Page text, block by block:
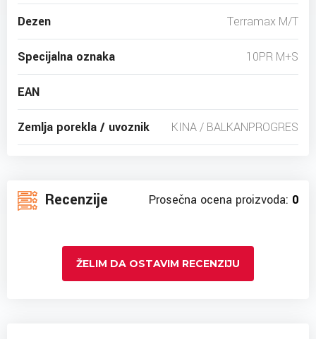
Dezen Terramax M/T
Specijalna oznaka 10PR M+S
EAN
Zemlja porekla / uvoznik KINA / BALKANPROGRES
Recenzije Prosečna ocena proizvoda: 0
ŽELIM DA OSTAVIM RECENZIJU